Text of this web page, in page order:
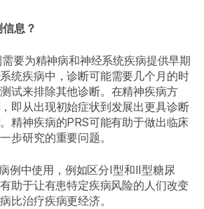
息？
要为精神病和神经系统疾病提供早期
统疾病中，诊断可能需要几个月的时
试来排除其他诊断。在精神疾病方
即从出现初始症状到发展出更具诊断
精神疾病的PRS可能有助于做出临床
步研究的重要问题。
例中使用，例如区分I型和II型糖尿
助于让有患特定疾病风险的人们改变
比治疗疾病更经济。